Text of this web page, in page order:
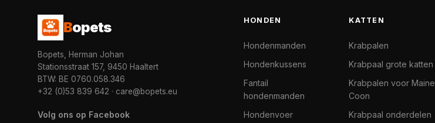
Bopets
Bopets, Herman Johan
Stationsstraat 157, 9450 Haaltert
BTW: BE 0760.058.346
+32 (0)53 839 642 · care@bopets.eu
Volg ons op Facebook
HONDEN
Hondenmanden
Hondenkussens
Fantail
hondenmanden
Hondenvoer
KATTEN
Krabpalen
Krabpaal grote katten
Krabpalen voor Maine
Coon
Krabpaal onderdelen